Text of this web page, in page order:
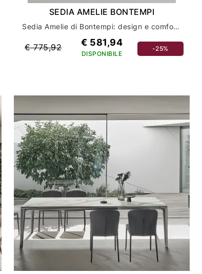
SEDIA AMELIE BONTEMPI
Sedia Amelie di Bontempi: design e comfort per il tuo arredamento casa
€ 775,92 € 581,94
DISPONIBILE
-25%